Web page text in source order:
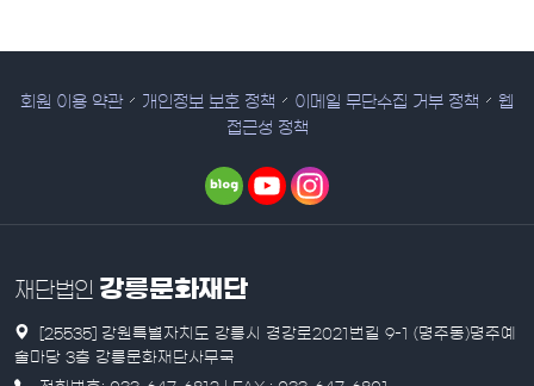
회원 이용 약관 개인정보 보호 정책 이메일 무단수집 거부 정책
웹
접근성 정책
재단법인 강릉문화재단
[25535] 강원특별자치도 강릉시 경강로2021번길 9-1 (명주동)명주예
술마당 3층 강릉문화재단사무국